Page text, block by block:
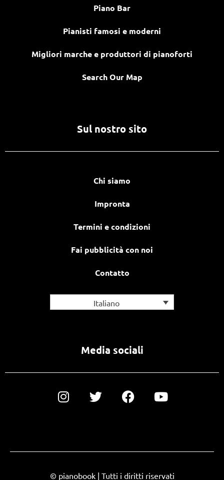
Piano Bar
Pianisti famosi e moderni
Migliori marche e produttori di pianoforti
Search Our Map
Sul nostro sito
Chi siamo
Impronta
Termini e condizioni
Fai pubblicità con noi
Contatto
Italiano
Media sociali
© pianobook | Tutti i diritti riservati